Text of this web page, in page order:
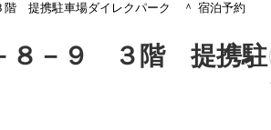
提携駐車場ダイレクパーク ＾ 宿泊予約
８－９ ３階 提携駐